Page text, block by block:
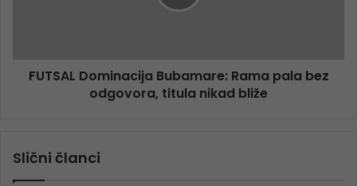
FUTSAL Dominacija Bubamare: Rama pala bez
odgovora, titula nikad bliže
Slični članci